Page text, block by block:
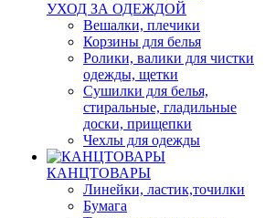
УХОД ЗА ОДЕЖДОЙ
Вешалки, плечики
Корзины для белья
Ролики, валики для чистки
одежды, щетки
Сушилки для белья,
стиральные, гладильные
доски, прищепки
Чехлы для одежды
КАНЦТОВАРЫ
Линейки, ластик,точилки
Бумага